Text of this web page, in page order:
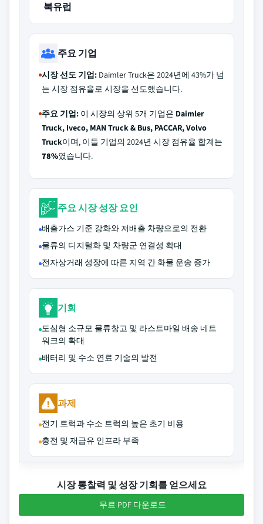
북유럽
주요 기업
시장 선도 기업: Daimler Truck은 2024년에 43%가 넘
는 시장 점유율로 시장을 선도했습니다.
주요 기업: 이 시장의 상위 5개 기업은 Daimler
Truck, Iveco, MAN Truck & Bus, PACCAR, Volvo
Truck이며, 이들 기업의 2024년 시장 점유율 합계는
78%였습니다.
주요 시장 성장 요인
배출가스 기준 강화와 저배출 차량으로의 전환
물류의 디지털화 및 차량군 연결성 확대
전자상거래 성장에 따른 지역 간 화물 운송 증가
기회
도심형 소규모 물류창고 및 라스트마일 배송 네트
워크의 확대
배터리 및 수소 연료 기술의 발전
과제
전기 트럭과 수소 트럭의 높은 초기 비용
충전 및 재급유 인프라 부족
시장 통찰력 및 성장 기회를 얻으세요
무료 PDF 다운로드